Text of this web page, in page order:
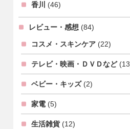
香川 (46)
レビュー・感想 (84)
コスメ・スキンケア (22)
テレビ・映画・ＤＶＤなど
ベビー・キッズ(2)
家電 (5)
生活雑貨 (12)